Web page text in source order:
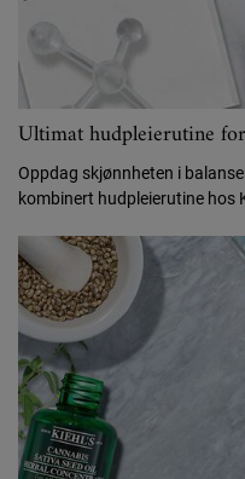
Ultimat hudpleierutine
Oppdag skjønnheten i
kombinert hudpleierutine hos